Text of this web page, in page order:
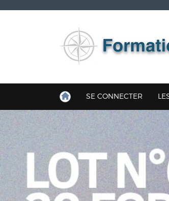
SE CONNECTER